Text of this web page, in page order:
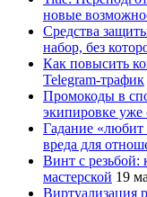
новые
Средства
набор, без
Как повысить
Telegram-трафик
Промокоды в
экипировке уже
Гадание «любит
вреда для
Винт с резьбой:
мастерской 19
Виртуализация